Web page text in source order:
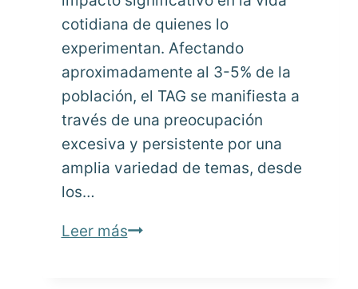
cotidiana de quienes lo
experimentan. Afectando
aproximadamente al 3-5% de la
población, el TAG se manifiesta a
través de una preocupación
excesiva y persistente por una
amplia variedad de temas, desde
los…
Leer másEl